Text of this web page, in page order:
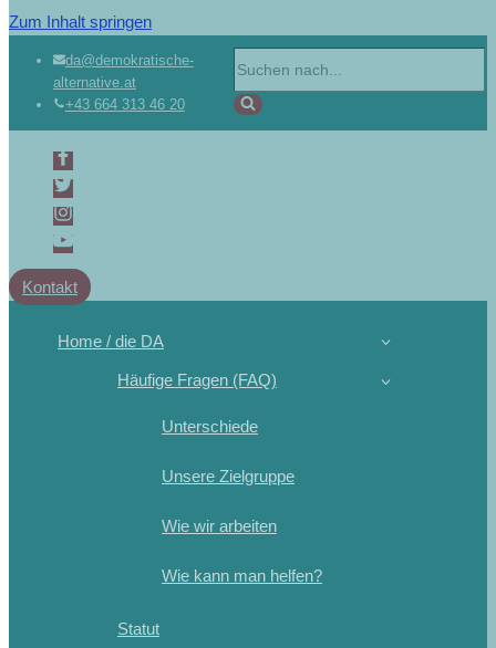
Zum Inhalt springen
da@demokratische-
alternative.at
+43 664 313 46 20
Kontakt
Home / die DA
Häufige Fragen (FAQ)
Unterschiede
Unsere Zielgruppe
Wie wir arbeiten
Wie kann man helfen?
Statut